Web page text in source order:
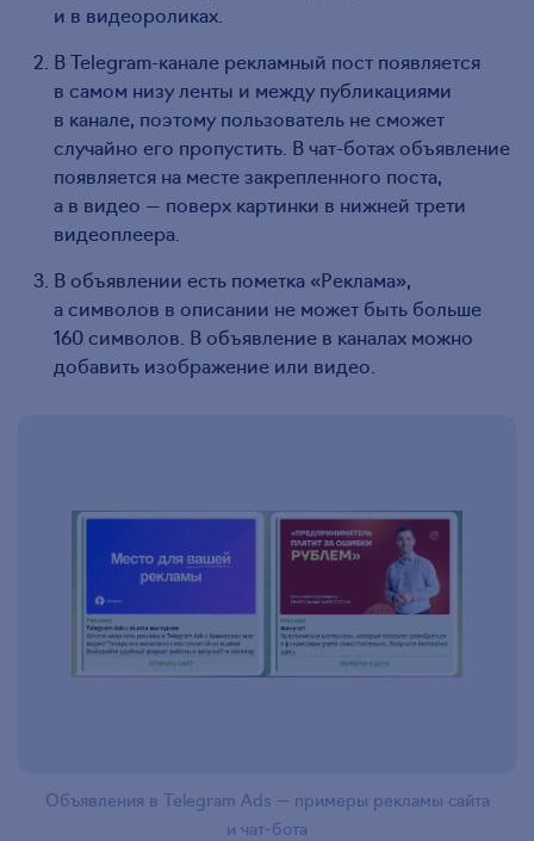
и в видеороликах.
В Telegram-канале рекламный пост появляется
в самом низу ленты и между публикациями
в канале, поэтому пользователь не сможет
случайно его пропустить. В чат-ботах объявление
появляется на месте закрепленного поста,
а в видео — поверх картинки в нижней трети
видеоплеера.
В объявлении есть пометка «Реклама»,
а символов в описании не может быть больше
160 символов. В объявление в каналах можно
добавить изображение или видео.
Объявления в Telegram Ads — примеры рекламы сайта
и чат-бота